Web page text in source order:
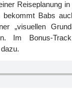
Reiseplanung
bekommt Babs
„visuellen
Im Bonus-